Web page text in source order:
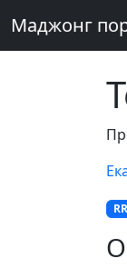
Маджонг
RR